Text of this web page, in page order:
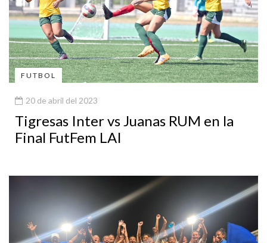
FUTBOL
20 de abril del 2023
Tigresas Inter vs Juanas RUM en la
Final FutFem LAI